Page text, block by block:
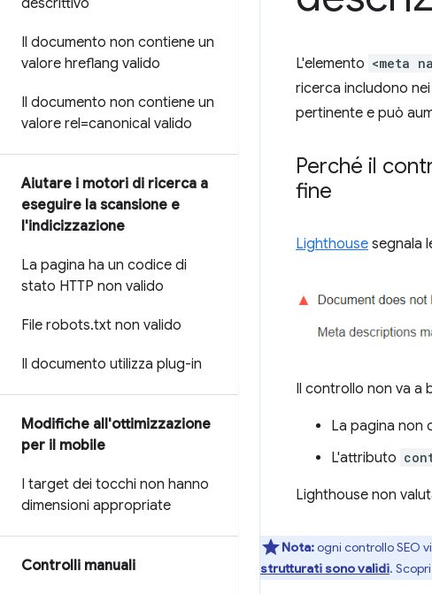
descrittivo
Il documento non contiene un
valore hreflang valido
Il documento non contiene un
valore rel=canonical valido
Aiutare i motori di ricerca a
eseguire la scansione e
l'indicizzazione
La pagina ha un codice di
stato HTTP non valido
File robots.txt non valido
Il documento utilizza plug-in
Modifiche all'ottimizzazione
per il mobile
I target dei tocchi non hanno
dimensioni appropriate
Controlli manuali
L'elemento <meta
ricerca includono
pertinente e può
Perché il
fine
Lighthouse segnala
Il controllo non va a
La pagina non
L'attributo
Lighthouse non
Nota:ogni controllo SEO
strutturati sono validi.